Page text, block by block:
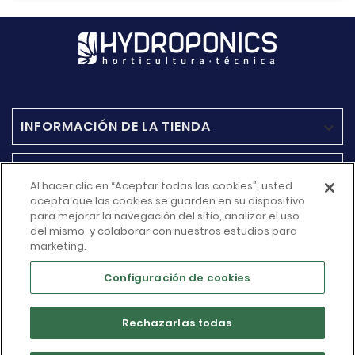
INFORMACIÓN DE LA TIENDA 
MÁS INFORMACIÓN
SU CUENTA 
Al hacer clic en “Aceptar todas las cookies”, usted
acepta que las cookies se guarden en su dispositivo
para mejorar la navegación del sitio, analizar el uso
del mismo, y colaborar con nuestros estudios para
marketing.
Configuración de cookies
Rechazarlas todas